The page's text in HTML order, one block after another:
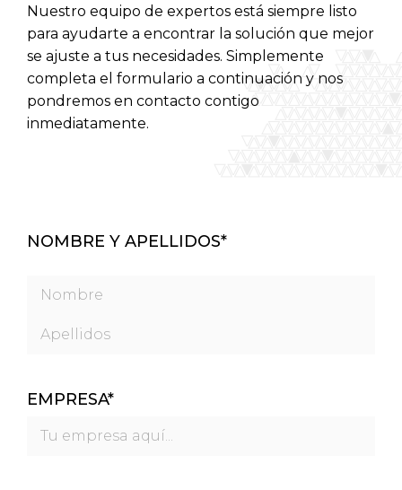
Nuestro equipo de expertos está siempre listo
para ayudarte a encontrar la solución que mejor
se ajuste a tus necesidades. Simplemente
completa el formulario a continuación y nos
pondremos en contacto contigo
inmediatamente.
NOMBRE Y APELLIDOS*
EMPRESA*